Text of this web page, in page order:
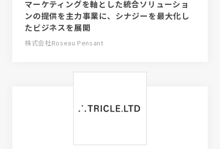
マーケティングを軸とした統合ソリューショ
ンの提供を主力事業に、シナジーを最大化し
たビジネスを展開
株式会社Roseau Pensant